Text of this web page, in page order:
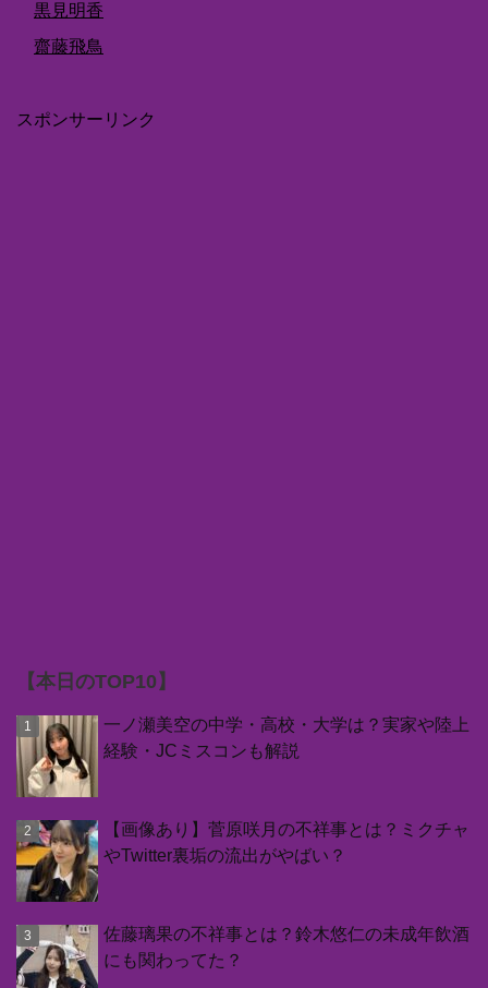
黒見明香
齋藤飛鳥
スポンサーリンク
【本日のTOP10】
一ノ瀬美空の中学・高校・大学は？実家や陸上
経験・JCミスコンも解説
【画像あり】菅原咲月の不祥事とは？ミクチャ
やTwitter裏垢の流出がやばい？
佐藤璃果の不祥事とは？鈴木悠仁の未成年飲酒
にも関わってた？